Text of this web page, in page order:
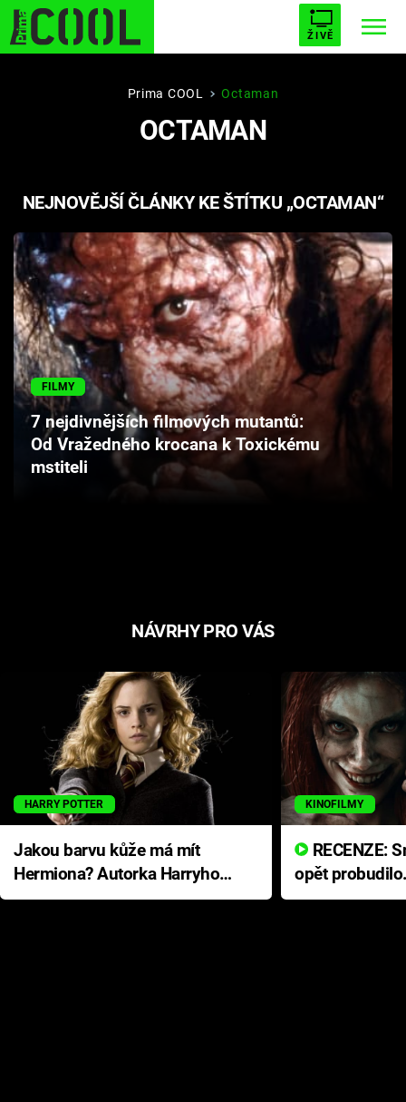
ŽIVĚ
STARHOUSE BUFFY, PŘEMOŽITELKA UPÍRŮ
PLNEJ KOTEL AVENGERS 5
Témata
Filmy
Seriály
Hry
Cool Esport
Pořady
Prima COOL Octaman
OCTAMAN
NEJNOVĚJŠÍ ČLÁNKY KE ŠTÍTKU „OCTAMAN“
FILMY
7 nejdivnějších filmových mutantů:
Od Vražedného krocana k Toxickému
mstiteli
NÁVRHY PRO VÁS
HARRY POTTER
Jakou barvu kůže má mít
Hermiona? Autorka Harryho
Pottera přišla s ráznou
KINOFILMY
opět
přichází s